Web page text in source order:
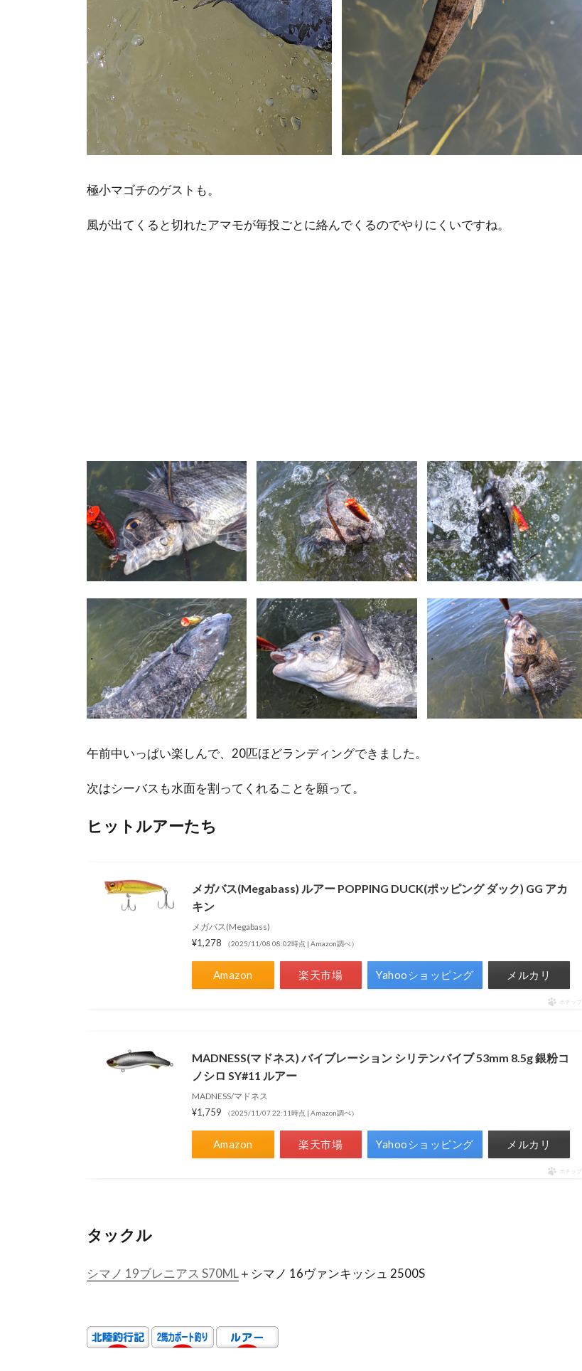
極小マゴチのゲストも。
風が出てくると切れたアマモが毎投ごとに絡んでくるのでやりにくいですね。
午前中いっぱい楽しんで、20匹ほどランディングできました。
次はシーバスも水面を割ってくれることを願って。
ヒットルアーたち
メガバス(Megabass) ルアー POPPING DUCK(ポッピング ダック) GG アカ
キン
メガバス(Megabass)
¥1,278 （2025/11/08 08:02時点 | Amazon調べ）
Amazon 楽天市場 Yahooショッピング メルカリ
ポチップ
MADNESS(マドネス) バイブレーション シリテンバイブ 53mm 8.5g 銀粉コ
ノシロ SY#11 ルアー
MADNESS/マドネス
¥1,759 （2025/11/07 22:11時点 | Amazon調べ）
Amazon 楽天市場 Yahooショッピング メルカリ
ポチップ
タックル
シマノ 19ブレニアス S70ML＋シマノ 16ヴァンキッシュ 2500S